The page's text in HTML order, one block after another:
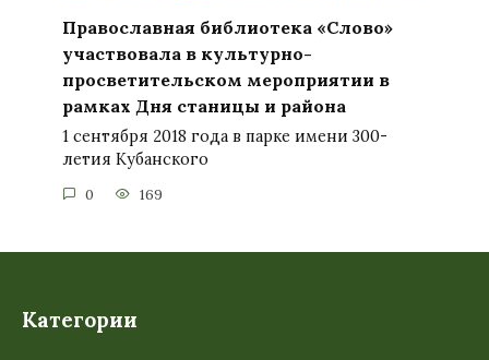
Православная библиотека «Слово»
участвовала в культурно-
просветительском мероприятии в
рамках Дня станицы и района
1 сентября 2018 года в парке имени 300-
летия Кубанского
0 169
Категории